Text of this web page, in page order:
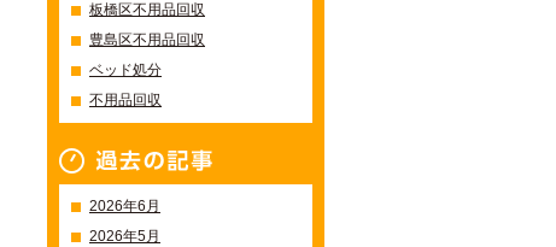
板橋区不用品回収
豊島区不用品回収
ベッド処分
不用品回収
2026年6月
2026年5月